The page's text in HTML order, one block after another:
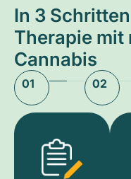
In 3
Therapie
Cannabis
01 02